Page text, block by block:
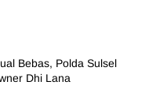
Bebas, Polda Sulsel
Dhi Lana